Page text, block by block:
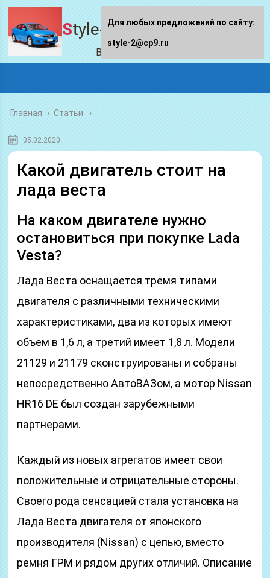
Style-2.ru
Все про авто
Главная › Статьи
05.02.2020
Какой двигатель стоит на
лада веста
На каком двигателе нужно
остановиться при покупке Lada
Vesta?
Лада Веста оснащается тремя типами
двигателя с различными техническими
характеристиками, два из которых имеют
объем в 1,6 л, а третий имеет 1,8 л. Модели
21129 и 21179 сконструированы и собраны
непосредственно АвтоВАЗом, а мотор Nissan
HR16 DE был создан зарубежными
партнерами.
Каждый из новых агрегатов имеет свои
положительные и отрицательные стороны.
Своего рода сенсацией стала установка на
Лада Веста двигателя от японского
производителя (Nissan) с цепью, вместо
ремня ГРМ и рядом других отличий. Описание
Для любых предложений по сайту:
style-2@cp9.ru